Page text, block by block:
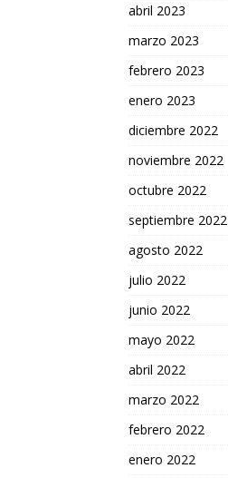
abril 2023
marzo 2023
febrero 2023
enero 2023
diciembre 2022
noviembre 2022
octubre 2022
septiembre 2022
agosto 2022
julio 2022
junio 2022
mayo 2022
abril 2022
marzo 2022
febrero 2022
enero 2022